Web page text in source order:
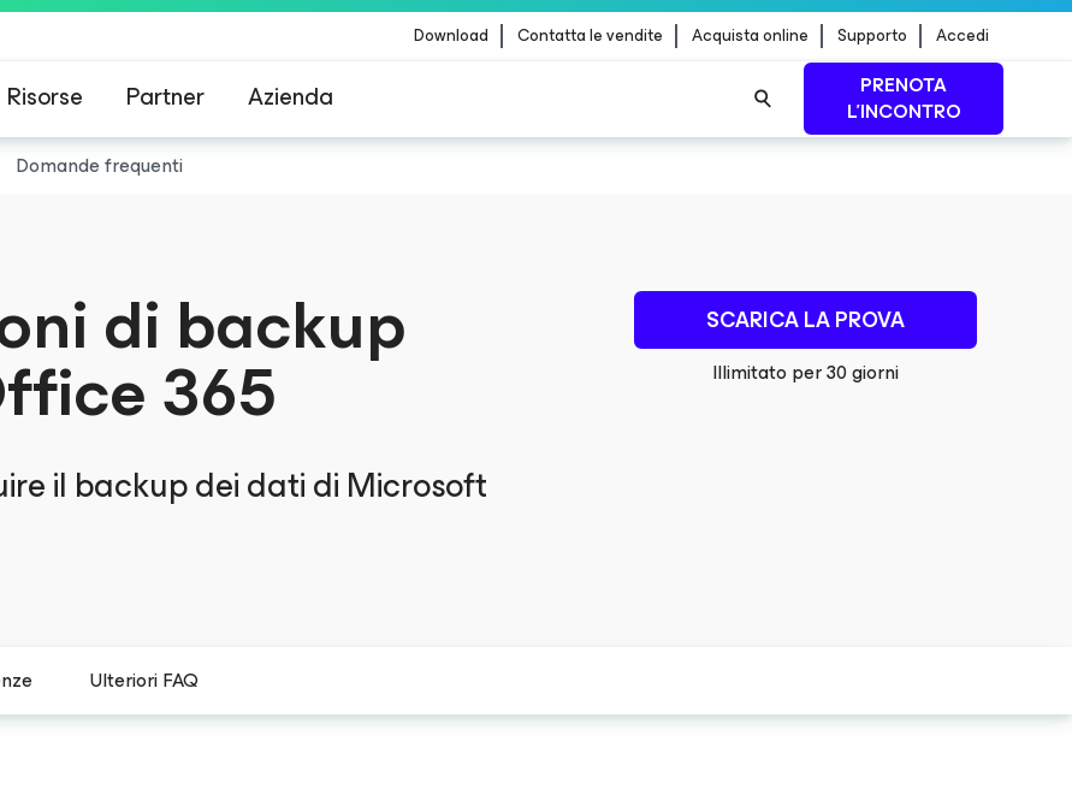
Download Contatta le vendite Acquista online Supporto Accedi
Risorse Partner Azienda
PRENOTA
L'INCONTRO
Domande frequenti
di backup
365
il backup dei dati di Microsoft
SCARICA LA PROVA
Illimitato per 30 giorni
Ulteriori FAQ